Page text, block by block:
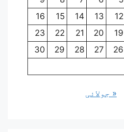
12
13
14
15
16
19
20
21
22
23
26
27
28
29
30
« جولائی